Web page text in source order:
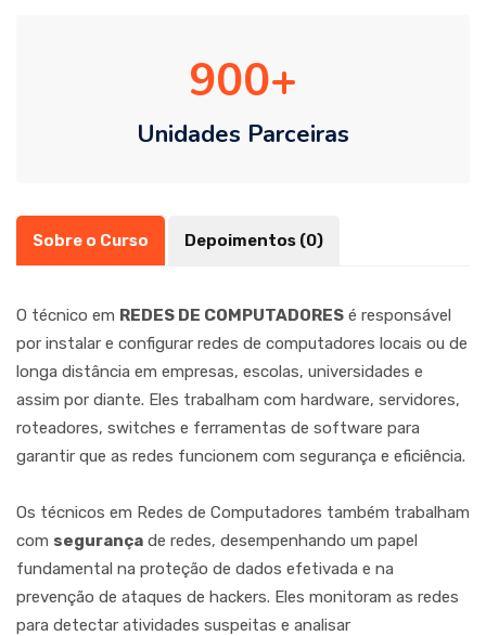
900
Unidades Parceiras
Sobre o Curso Depoimentos (0)
O técnico em REDES DE COMPUTADORES é responsável
por instalar e configurar redes de computadores locais ou de
longa distância em empresas, escolas, universidades e
assim por diante. Eles trabalham com hardware, servidores,
roteadores, switches e ferramentas de software para
garantir que as redes funcionem com segurança e eficiência.
Os técnicos em Redes de Computadores também trabalham
com segurança de redes, desempenhando um papel
fundamental na proteção de dados efetivada e na
prevenção de ataques de hackers. Eles monitoram as redes
para detectar atividades suspeitas e analisar